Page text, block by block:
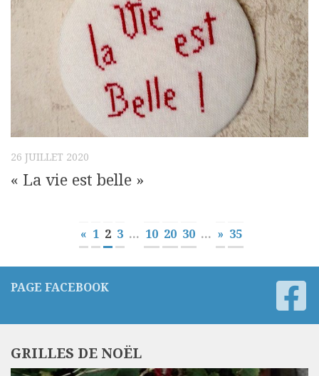
26 JUILLET 2020
« La vie est belle »
« 1 2 3 ... 10 20 30 ... » 35
PAGE FACEBOOK
GRILLES DE NOËL